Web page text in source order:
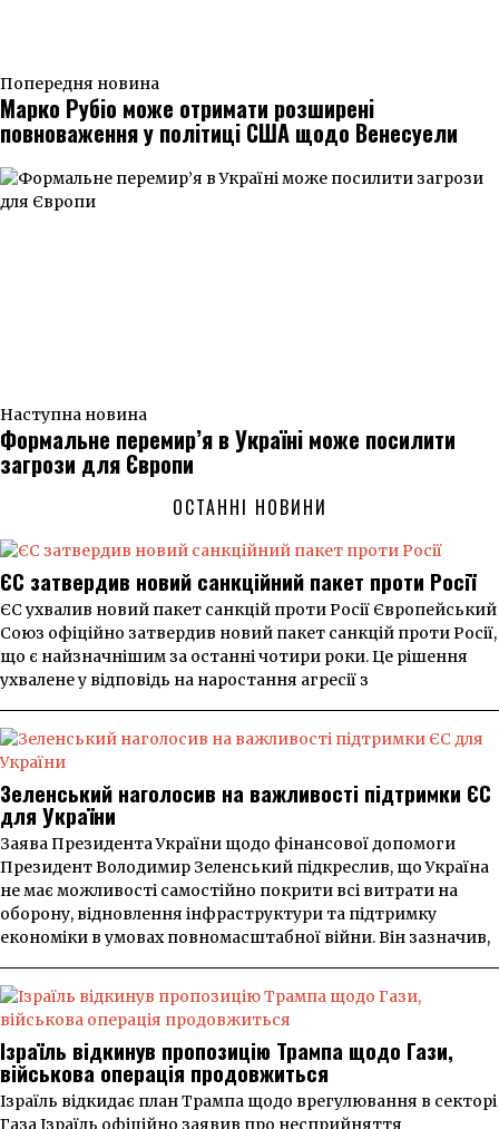
Попередня новина
Марко Рубіо може отримати розширені
повноваження у політиці США щодо Венесуели
Наступна новина
Формальне перемир’я в Україні може посилити
загрози для Європи
ОСТАННІ НОВИНИ
ЄС затвердив новий санкційний пакет проти Росії
ЄС ухвалив новий пакет санкцій проти Росії Європейський
Союз офіційно затвердив новий пакет санкцій проти Росії,
що є найзначнішим за останні чотири роки. Це рішення
ухвалене у відповідь на наростання агресії з
Зеленський наголосив на важливості підтримки ЄС
для України
Заява Президента України щодо фінансової допомоги
Президент Володимир Зеленський підкреслив, що Україна
не має можливості самостійно покрити всі витрати на
оборону, відновлення інфраструктури та підтримку
економіки в умовах повномасштабної війни. Він зазначив,
Ізраїль відкинув пропозицію Трампа щодо Гази,
військова операція продовжиться
Ізраїль відкидає план Трампа щодо врегулювання в секторі